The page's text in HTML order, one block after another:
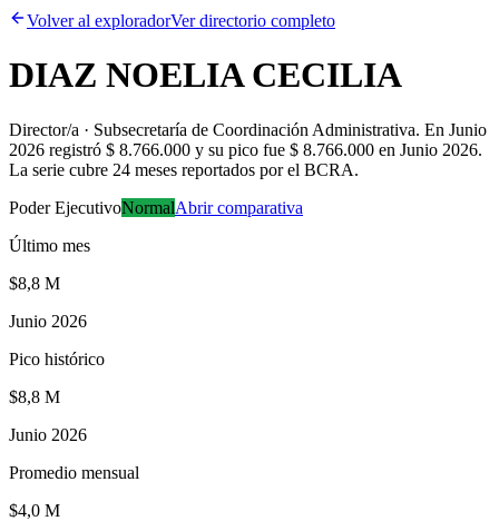
Volver al exploradorVer directorio completo
DIAZ NOELIA CECILIA
Director/a · Subsecretaría de Coordinación Administrativa. En Junio
2026 registró $ 8.766.000 y su pico fue $ 8.766.000 en Junio 2026.
La serie cubre 24 meses reportados por el BCRA.
Poder EjecutivoNormalAbrir comparativa
Último mes
$8,8 M
Junio 2026
Pico histórico
$8,8 M
Junio 2026
Promedio mensual
$4,0 M